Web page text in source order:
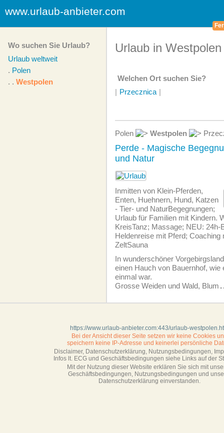
www.urlaub-anbieter.com
Wo suchen Sie Urlaub?
Urlaub weltweit
. Polen
. . Westpolen
Urlaub in Westpolen
Welchen Ort suchen Sie?
| Przecznica |
Polen Westpolen
Perde - Magische
und Natur
Inmitten von Klein-Pferden,
Enten, Huehnern, Hund, Katzen
- Tier- und NaturBegegnungen;
Urlaub für Familien mit Kindern.
KreisTanz; Massage; NEU: 24h-
Heldenreise mit Pferd; Coaching
ZeltSauna
In wunderschöner
einen Hauch von Bauernhof, wie
einmal war.
Grosse Weiden und Wald, Blum
https://www.urlaub-anbieter.com:443/urlaub-
Bei der Ansicht dieser Seite setzen wir keine Cookies
speichern keine IP-Adresse und keinerlei persönliche
Disclaimer, Datenschutzerklärung, Nutzungsbedingungen,
Infos lt. ECG und Geschäftsbedingungen siehe Links auf der
Mit der Nutzung dieser Website erklären Sie sich mit
Geschäftsbedin­gungen, Nutzungsbedingungen und
Datenschutzerklärung einverstanden.